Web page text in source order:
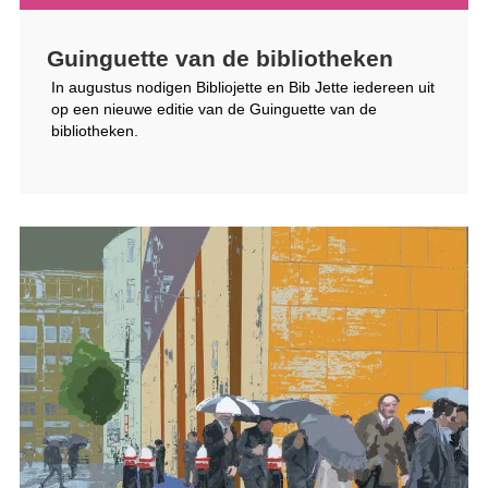
Guinguette van de bibliotheken
In augustus nodigen Bibliojette en Bib Jette iedereen uit
op een nieuwe editie van de Guinguette van de
bibliotheken.